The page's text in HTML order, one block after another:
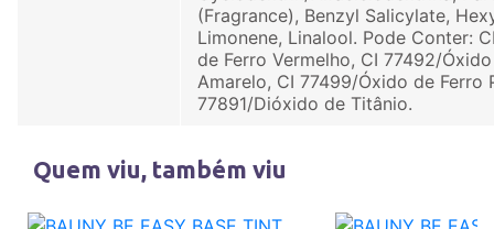
(Fragrance), Benzyl Salicylate,
Limonene, Linalool. Pode Conter:
de Ferro Vermelho, CI 77492/
Amarelo, CI 77499/Óxido de Ferro
77891/Dióxido de Titânio.
Quem viu, também viu